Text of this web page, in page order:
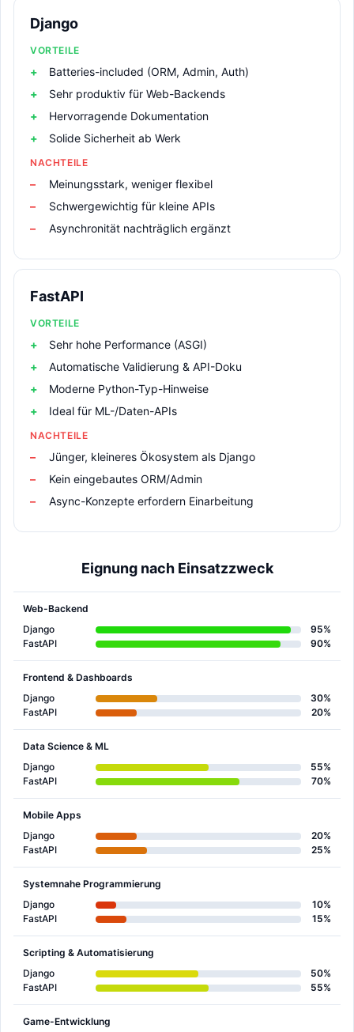
Django
VORTEILE
Batteries-included (ORM, Admin, Auth)
Sehr produktiv für Web-Backends
Hervorragende Dokumentation
Solide Sicherheit ab Werk
NACHTEILE
Meinungsstark, weniger flexibel
Schwergewichtig für kleine APIs
Asynchronität nachträglich ergänzt
FastAPI
VORTEILE
Sehr hohe Performance (ASGI)
Automatische Validierung & API-Doku
Moderne Python-Typ-Hinweise
Ideal für ML-/Daten-APIs
NACHTEILE
Jünger, kleineres Ökosystem als Django
Kein eingebautes ORM/Admin
Async-Konzepte erfordern Einarbeitung
Eignung nach Einsatzzweck
Web-Backend
Django
95%
FastAPI
90%
Frontend & Dashboards
Django
30%
FastAPI
20%
Data Science & ML
Django
55%
FastAPI
70%
Mobile Apps
Django
20%
FastAPI
25%
Systemnahe Programmierung
Django
10%
FastAPI
15%
Scripting & Automatisierung
Django
50%
FastAPI
55%
Game-Entwicklung